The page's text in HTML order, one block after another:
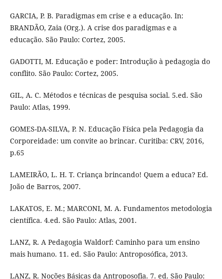
GARCIA, P. B. Paradigmas em crise e a educação. In:
BRANDÃO, Zaia (Org.). A crise dos paradigmas e a
educação. São Paulo: Cortez, 2005.
GADOTTI, M. Educação e poder: Introdução à pedagogia do
conflito. São Paulo: Cortez, 2005.
GIL, A. C. Métodos e técnicas de pesquisa social. 5.ed. São
Paulo: Atlas, 1999.
GOMES-DA-SILVA, P. N. Educação Física pela Pedagogia da
Corporeidade: um convite ao brincar. Curitiba: CRV, 2016,
p.65
LAMEIRÃO, L. H. T. Criança brincando! Quem a educa? Ed.
João de Barros, 2007.
LAKATOS, E. M.; MARCONI, M. A. Fundamentos metodologia
científica. 4.ed. São Paulo: Atlas, 2001.
LANZ, R. A Pedagogia Waldorf: Caminho para um ensino
mais humano. 11. ed. São Paulo: Antroposófica, 2013.
LANZ, R. Noções Básicas da Antroposofia. 7. ed. São Paulo: